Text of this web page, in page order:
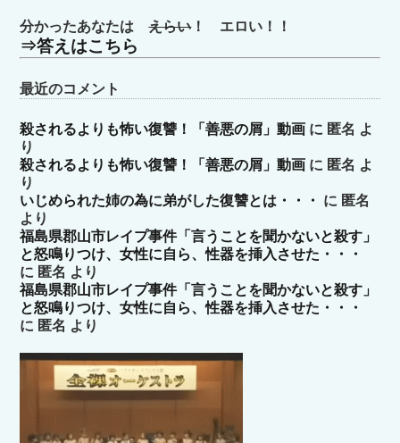
分かったあなたはえらい！ エロい！！
⇒答えはこちら
最近のコメント
殺されるよりも怖い復讐！「善悪の屑」動画 に 匿名 よ
り
殺されるよりも怖い復讐！「善悪の屑」動画 に 匿名 よ
り
いじめられた姉の為に弟がした復讐とは・・・
に 匿名
より
福島県郡山市レイプ事件「言うことを聞かないと殺す」
と怒鳴りつけ、女性に自ら、性器を挿入させた・・・
に 匿名 より
福島県郡山市レイプ事件「言うことを聞かないと殺す」
と怒鳴りつけ、女性に自ら、性器を挿入させた・・・
に 匿名 より